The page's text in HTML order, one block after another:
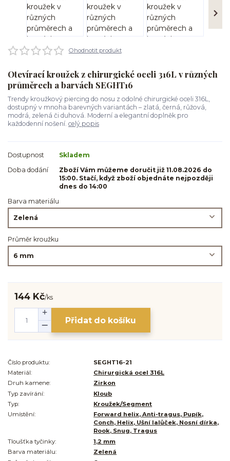
Ohodnotit produkt
Otevírací kroužek z chirurgické oceli 316L v různých
průměrech a barvách SEGHT16
Trendy kroužkový piercing do nosu z odolné chirurgické oceli 316L,
dostupný v mnoha barevných variantách – zlatá, černá, růžová,
modrá, zelená či duhová. Moderní a elegantní doplněk pro
každodenní nošení. celý popis
Dostupnost
Skladem
Doba dodání
Zboží Vám můžeme doručit již 11.08.2026 do
15:00. Stačí, když zboží objednáte nejpozději
dnes do 14:00
Barva materiálu
Průměr kroužku
144 Kč/ks
Přidat do košíku
Číslo produktu:
SEGHT16-21
Materiál:
Chirurgická ocel 316L
Druh kamene:
Zirkon
Typ zavírání:
Kloub
Typ:
Kroužek/Segment
Umístění:
Forward helix, Anti-tragus, Pupík,
Conch, Helix, Ušní lalůček, Nosní dírka,
Rook, Snug, Tragus
Tloušťka tyčinky:
1,2 mm
Barva materiálu:
Zelená